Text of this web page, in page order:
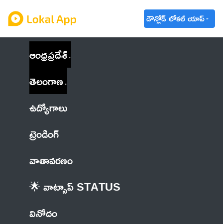
డౌన్లోడ్ లోకల్ యాప్
ఆంధ్రప్రదేశ్
తెలంగాణ
ఉద్యోగాలు
ట్రెండింగ్
వాతావరణం
🌟 వాట్సాప్ STATUS
వినోదం